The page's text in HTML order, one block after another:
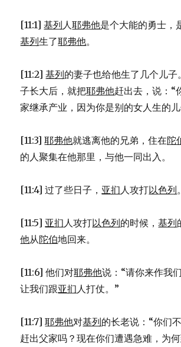
[11:1]基列人耶弗他是个大能的勇士，
基列生了耶弗他。
[11:2]基列的妻子也给他生了几个儿
子长大后，就把耶弗他赶出去，说：“
家继承产业，因为你是别的女人生的
[11:3]耶弗他就逃离他的兄弟，住在陀
的人聚集在他那里，与他一同出入。
[11:4] 过了些日子， 亚扪人攻打以色列。
[11:5] 亚扪人攻打以色列的时候，基列
他从陀伯地回来。
[11:6] 他们对耶弗他说：“请你来作我
让我们跟亚扪人打仗。”
[11:7]耶弗他对基列的长老说：“你们
赶出父家吗？现在你们遭遇急难，为